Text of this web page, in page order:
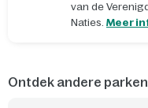
van de
Naties. Meer
Ontdek andere parken